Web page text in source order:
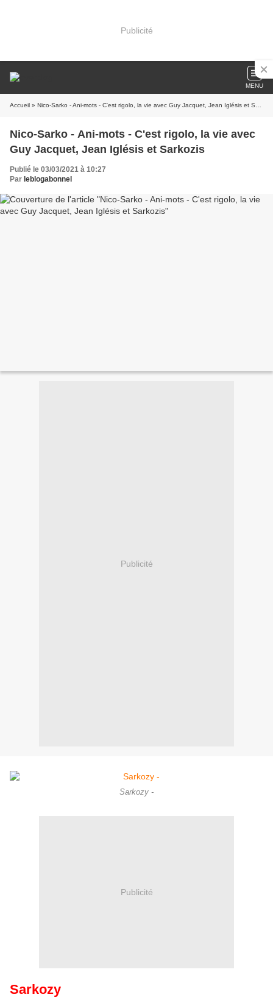
Publicité
MENU
Accueil » Nico-Sarko - Ani-mots - C'est rigolo, la vie avec Guy Jacquet, Jean Iglésis et Sarkozis
Nico-Sarko - Ani-mots - C'est rigolo, la vie avec
Guy Jacquet, Jean Iglésis et Sarkozis
Publié le 03/03/2021 à 10:27
Par leblogabonnel
Publicité
Sarkozy -
Publicité
Sarkozy